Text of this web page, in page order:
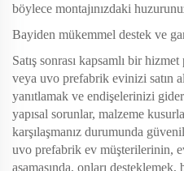
böylece montajınızdaki
Bayiden mükemmel destek ve
Satış sonrası kapsamlı bir
veya uvo prefabrik evinizi satın
yanıtlamak ve endişelerinizi
yapısal sorunlar, malzeme
karşılaşmanız durumunda
uvo prefabrik ev müşterilerinin,
aşamasında, onları